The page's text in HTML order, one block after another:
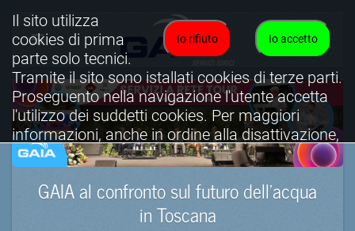
GAIA al confronto sul futuro dell’acqua
in Toscana
Io accetto
Io rifiuto
Il sito utilizza
cookies di prima
parte solo tecnici.
Tramite il sito sono istallati cookies di terze parti.
Proseguento nella navigazione l'utente accetta
l'utilizzo dei suddetti cookies. Per maggiori
informazioni, anche in ordine alla disattivazione,
è possibile consultare l'informativa cookies
completa.
Visualizza informativa completa.